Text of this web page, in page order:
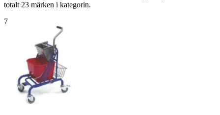
totalt 23 märken i kategorin.
7